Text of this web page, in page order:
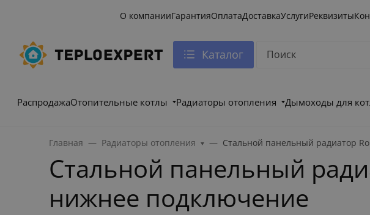
О компанииГарантияОплатаДоставкаУслугиРеквизиты
Каталог
РаспродажаОтопительные котлы Радиаторы отопления Дымоходы для
Главная Радиаторы отопления Стальной панельный радиатор
Стальной панельный
нижнее подключение